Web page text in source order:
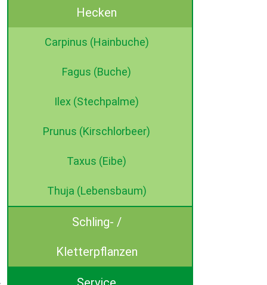
Hecken
Carpinus (Hainbuche)
Fagus (Buche)
Ilex (Stechpalme)
Prunus (Kirschlorbeer)
Taxus (Eibe)
Thuja (Lebensbaum)
Schling- /
Kletterpflanzen